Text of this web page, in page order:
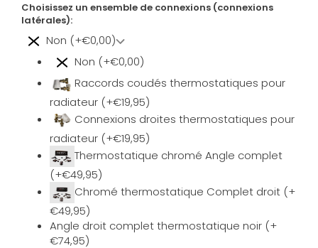
Choisissez un ensemble de connexions (connexions
latérales):
Non (+€0,00)
Non (+€0,00)
Raccords coudés thermostatiques pour
radiateur (+€19,95)
Connexions droites thermostatiques pour
radiateur (+€19,95)
Thermostatique chromé Angle complet
(+€49,95)
Chromé thermostatique Complet droit (+
€49,95)
Angle droit complet thermostatique noir (+
€74,95)